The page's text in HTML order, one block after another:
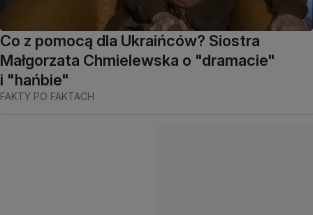
Co z pomocą dla Ukraińców? Siostra
Małgorzata Chmielewska o "dramacie"
i "hańbie"
FAKTY PO FAKTACH